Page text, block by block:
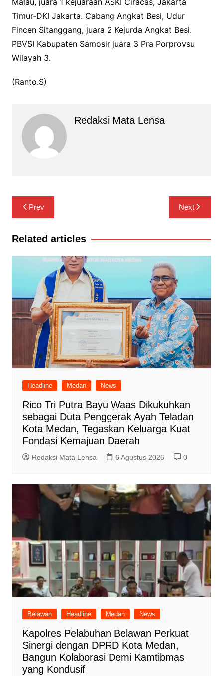
Malau, juara 1 kejuaraan ASKI Ciracas, Jakarta
Timur-DKI Jakarta. Cabang Angkat Besi, Udur
Fincen Sitanggang, juara 2 Kejurda Angkat Besi.
PBVSI Kabupaten Samosir juara 3 Pra Porprovsu
Wilayah 3.
(Ranto.S)
Redaksi Mata Lensa
Navigasi
pos
Prev Next
Related articles
Headline Medan News
Rico Tri Putra Bayu Waas Dikukuhkan
sebagai Duta Penggerak Ayah Teladan
Kota Medan, Tegaskan Keluarga Kuat
Fondasi Kemajuan Daerah
Redaksi Mata Lensa 6 Agustus 2026 0
Belawan Headline Medan News
Kapolres Pelabuhan Belawan Perkuat
Sinergi dengan DPRD Kota Medan,
Bangun Kolaborasi Demi Kamtibmas
yang Kondusif